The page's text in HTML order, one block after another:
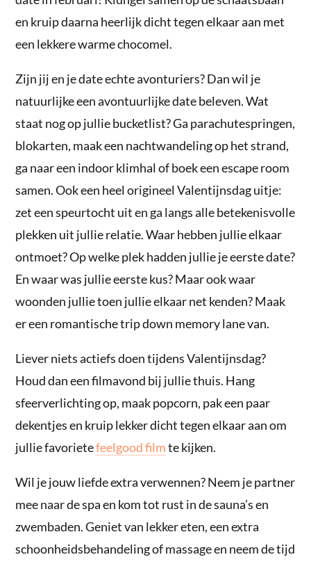
en kruip daarna heerlijk dicht tegen elkaar aan met
een lekkere warme chocomel.
Zijn jij en je date echte avonturiers? Dan wil je
natuurlijke een avontuurlijke date beleven. Wat
staat nog op jullie bucketlist? Ga parachutespringen,
blokarten, maak een nachtwandeling op het strand,
ga naar een indoor klimhal of boek een escape room
samen. Ook een heel origineel Valentijnsdag uitje:
zet een speurtocht uit en ga langs alle betekenisvolle
plekken uit jullie relatie. Waar hebben jullie elkaar
ontmoet? Op welke plek hadden jullie je eerste date?
En waar was jullie eerste kus? Maar ook waar
woonden jullie toen jullie elkaar net kenden? Maak
er een romantische trip down memory lane van.
Liever niets actiefs doen tijdens Valentijnsdag?
Houd dan een filmavond bij jullie thuis. Hang
sfeerverlichting op, maak popcorn, pak een paar
dekentjes en kruip lekker dicht tegen elkaar aan om
jullie favorietefeelgood filmte kijken.
Wil je jouw liefde extra verwennen? Neem je partner
mee naar de spa en kom tot rust in de sauna’s en
zwembaden. Geniet van lekker eten, een extra
schoonheidsbehandeling of massage en neem de tijd